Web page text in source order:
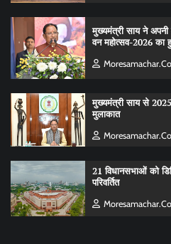
मुख्यमंत्री साय ने अपनी
वन महोत्सव-2026 का
मुख्यमंत्री साय से
मुलाकात
21 विधानसभाओं को
परिवर्तित